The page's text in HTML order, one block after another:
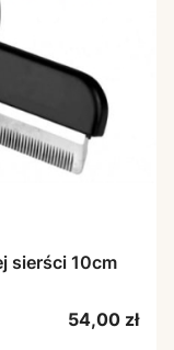
YORK trymer do usuwania martwej sierści 10cm
Cena
54,00 zł